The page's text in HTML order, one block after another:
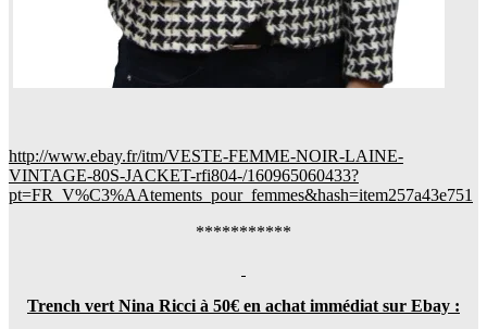
http://www.ebay.fr/itm/VESTE-FEMME-NOIR-LAINE-
VINTAGE-80S-JACKET-rfi804-/160965060433?
pt=FR_V%C3%AAtements_pour_femmes&hash=item257a43e751
***********
Trench vert Nina Ricci à 50€ en achat immédiat sur Ebay :